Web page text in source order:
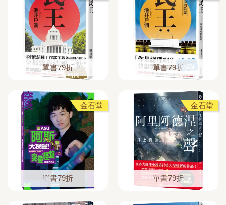
單書79折 單書79折
金石堂
單書79折
金石堂
單書79折